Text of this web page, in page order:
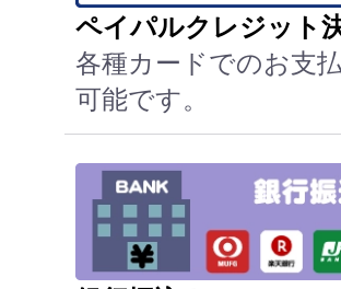
ペイパルクレジット
各種カードでのお支
可能です。